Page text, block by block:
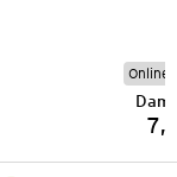
Online